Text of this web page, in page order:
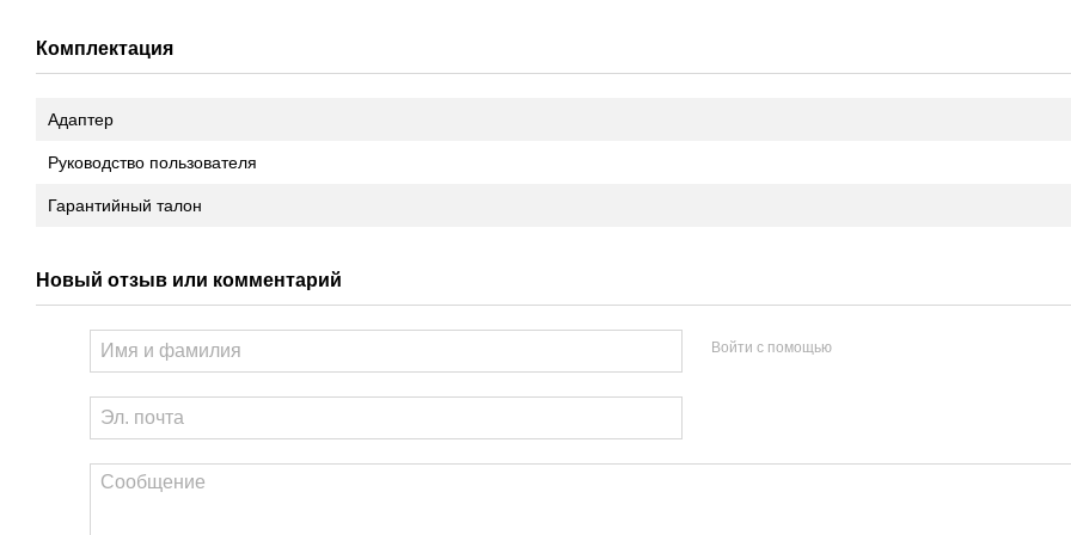
Комплектация
Адаптер
Руководство пользователя
Гарантийный талон
Новый отзыв или комментарий
Войти с помощью